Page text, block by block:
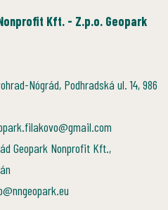
Kft. - Z.p.o. Geopark
Nógrád, Podhradská ul. 14, 986
Geopark Nonprofit Kft.,